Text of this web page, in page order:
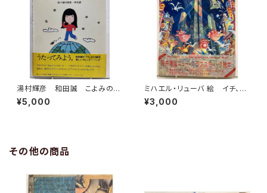
湯村輝彦 和田誠 こよみのこ
よみ 詞・局 和田誠 1977
年 初版 帯 すばる書房
¥5,000
ミハエル・リューバ 絵 イチ、ニ
のサン！ 筒井康隆 作 1986
年 初版 帯 河出書房新社
¥3,000
その他の商品